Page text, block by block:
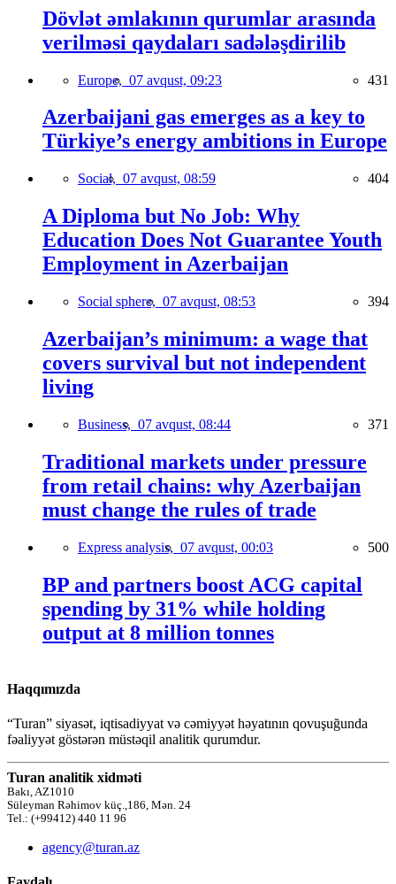
Dövlət əmlakının qurumlar arasında
verilməsi qaydaları sadələşdirilib
Europe, 07 avqust, 09:23 431
Azerbaijani gas emerges as a key to
Türkiye’s energy ambitions in Europe
Social, 07 avqust, 08:59 404
A Diploma but No Job: Why
Education Does Not Guarantee Youth
Employment in Azerbaijan
Social sphere, 07 avqust, 08:53 394
Azerbaijan’s minimum: a wage that
covers survival but not independent
living
Business, 07 avqust, 08:44 371
Traditional markets under pressure
from retail chains: why Azerbaijan
must change the rules of trade
Express analysis, 07 avqust, 00:03 500
BP and partners boost ACG capital
spending by 31% while holding
output at 8 million tonnes
Haqqımızda
“Turan” siyasət, iqtisadiyyat və cəmiyyət həyatının qovuşuğunda
fəaliyyət göstərən müstəqil analitik qurumdur.
Turan analitik xidməti
Bakı, AZ1010
Süleyman Rəhimov küç.,186, Mən. 24
Tel.: (+99412) 440 11 96
agency@turan.az